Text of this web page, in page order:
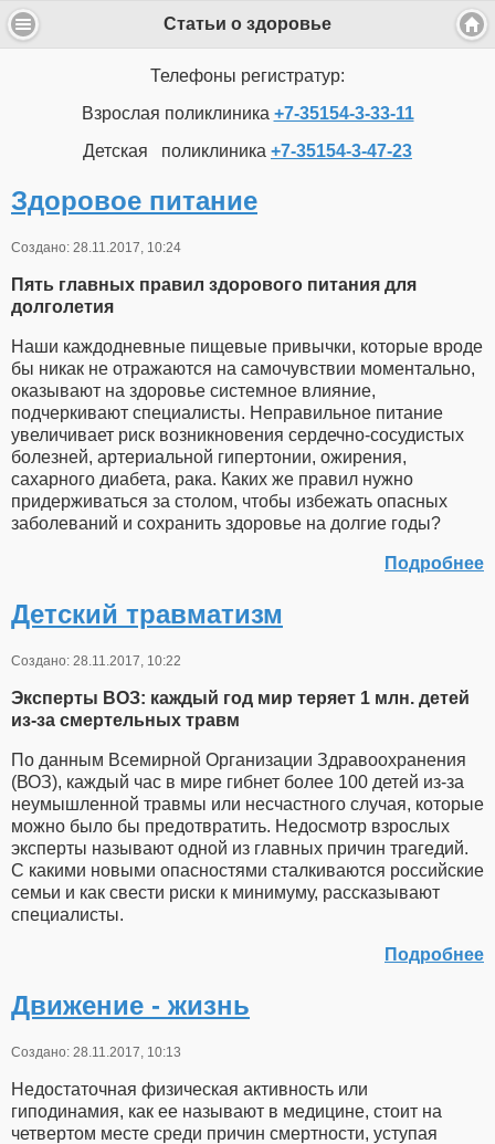
Статьи о здоровье
Телефоны регистратур:
Взрослая поликлиника +7-35154-3-33-11
Детская поликлиника +7-35154-3-47-23
Здоровое питание
Создано: 28.11.2017, 10:24
Пять главных правил здорового питания для
долголетия
Наши каждодневные пищевые привычки, которые вроде
бы никак не отражаются на самочувствии моментально,
оказывают на здоровье системное влияние,
подчеркивают специалисты. Неправильное питание
увеличивает риск возникновения сердечно-сосудистых
болезней, артериальной гипертонии, ожирения,
сахарного диабета, рака. Каких же правил нужно
придерживаться за столом, чтобы избежать опасных
заболеваний и сохранить здоровье на долгие годы?
Подробнее
Детский травматизм
Создано: 28.11.2017, 10:22
Эксперты ВОЗ: каждый год мир теряет 1 млн. детей
из-за смертельных травм
По данным Всемирной Организации Здравоохранения
(ВОЗ), каждый час в мире гибнет более 100 детей из-за
неумышленной травмы или несчастного случая, которые
можно было бы предотвратить. Недосмотр взрослых
эксперты называют одной из главных причин трагедий.
С какими новыми опасностями сталкиваются российские
семьи и как свести риски к минимуму, рассказывают
специалисты.
Подробнее
Движение - жизнь
Создано: 28.11.2017, 10:13
Недостаточная физическая активность или
гиподинамия, как ее называют в медицине, стоит на
четвертом месте среди причин смертности, уступая